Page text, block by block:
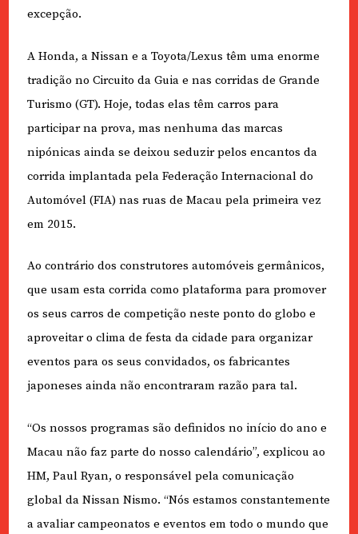
excepção.
A Honda, a Nissan e a Toyota/Lexus têm uma enorme
tradição no Circuito da Guia e nas corridas de Grande
Turismo (GT). Hoje, todas elas têm carros para
participar na prova, mas nenhuma das marcas
nipónicas ainda se deixou seduzir pelos encantos da
corrida implantada pela Federação Internacional do
Automóvel (FIA) nas ruas de Macau pela primeira vez
em 2015.
Ao contrário dos construtores automóveis germânicos,
que usam esta corrida como plataforma para promover
os seus carros de competição neste ponto do globo e
aproveitar o clima de festa da cidade para organizar
eventos para os seus convidados, os fabricantes
japoneses ainda não encontraram razão para tal.
“Os nossos programas são definidos no início do ano e
Macau não faz parte do nosso calendário”, explicou ao
HM, Paul Ryan, o responsável pela comunicação
global da Nissan Nismo. “Nós estamos constantemente
a avaliar campeonatos e eventos em todo o mundo que